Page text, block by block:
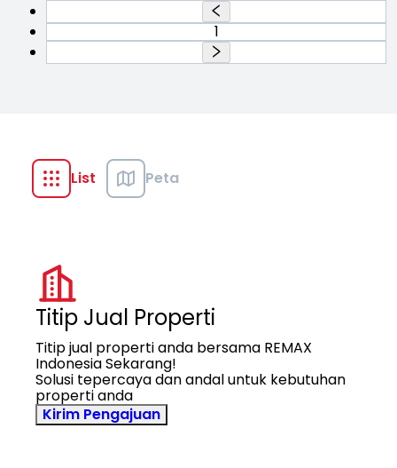
1
List Peta
Titip Jual Properti
Titip jual properti anda bersama REMAX
Indonesia Sekarang!
Solusi tepercaya dan andal untuk kebutuhan
properti anda
Kirim Pengajuan